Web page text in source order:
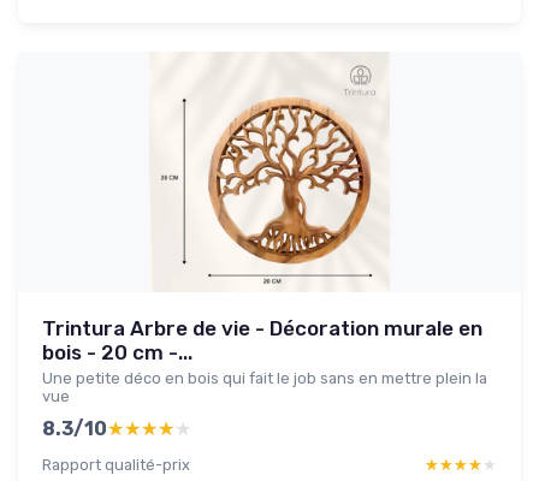
Trintura Arbre de vie - Décoration murale en
bois - 20 cm -...
Une petite déco en bois qui fait le job sans en mettre plein la
vue
8.3/10★★★★★
★★★★★
Rapport qualité-prix ★★★★★
★★★★★